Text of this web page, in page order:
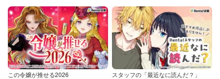
この令嬢が推せる2026 スタッフの「最近なに読んだ？」